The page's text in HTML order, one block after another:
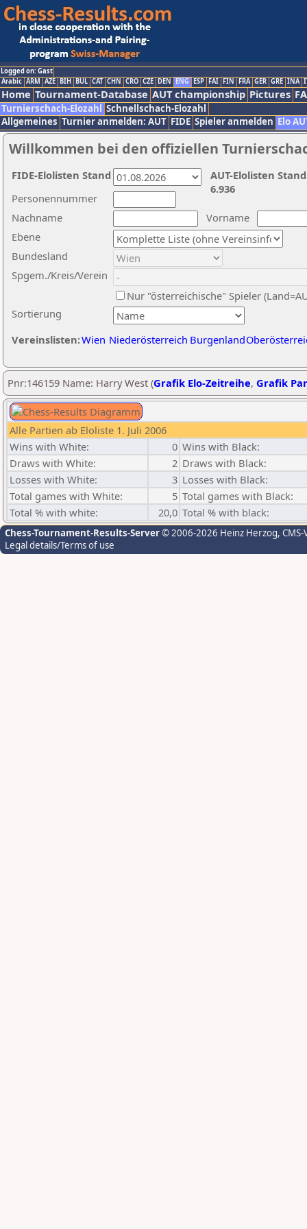
Logged on: Gast
Arabic ARM AZE BIH BUL CAT CHN CRO CZE DEN ENG ESP FAI FIN FRA GER GRE INA
Home Tournament-Database AUT championship Pictures
Turnierschach-Elozahl Schnellschach-Elozahl
Allgemeines Turnier anmelden: AUT FIDE Spieler anmelden Elo
Willkommen bei den offiziellen
Nachname
Vorname
Ebene
Sortierung
Personennummer
Bundesland
Spgem./Kreis/Verein
Nur "österreichische" Spieler
Vereinslisten:Wien Niederösterreich Burgenland
AUT-Elolisten
6.936
FIDE-Elolisten Stand
Pnr:146159 Name: Harry West (Grafik Elo-Zeitreihe, Grafik
Alle Partien ab Eloliste 1. Juli 2006
Wins with White:
0 Wins with Black:
Draws with White:
2 Draws with Black:
Losses with White:
3 Losses with Black:
Total games with White:
5 Total games with Black:
Total % with white:
20,0 Total % with black:
Chess-Tournament-Results-Server© 2006-2026 Heinz Herzog,
Legal details/Terms of use